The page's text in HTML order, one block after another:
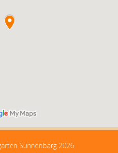
Sünnenbarg 2026